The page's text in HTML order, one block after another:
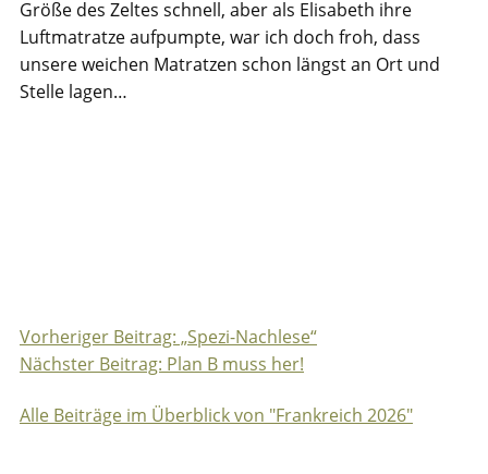
Größe des Zeltes schnell, aber als Elisabeth ihre
Luftmatratze aufpumpte, war ich doch froh, dass
unsere weichen Matratzen schon längst an Ort und
Stelle lagen…
Beitragsnavigation
Vorheriger Beitrag: „Spezi-Nachlese“
Nächster Beitrag: Plan B muss her!
Alle Beiträge im Überblick von "Frankreich 2026"